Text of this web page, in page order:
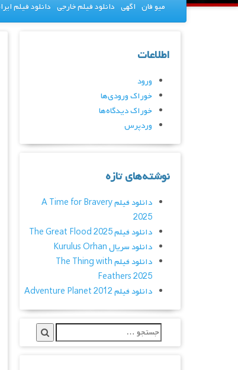
میو فان اگهی دانلود فیلم خارجی دانلود فیلم
اطلاعات
ورود
خوراک ورودی‌ها
خوراک دیدگاه‌ها
وردپرس
نوشته‌های تازه
دانلود فیلم A Time for Bravery
2025
دانلود فیلم The Great Flood 2025
دانلود سریال Kurulus Orhan
دانلود فیلم The Thing with
Feathers 2025
دانلود فیلم Adventure Planet 2012